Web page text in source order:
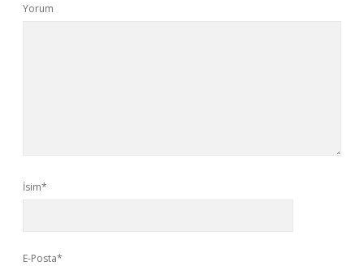
Yorum
İsim*
E-Posta*